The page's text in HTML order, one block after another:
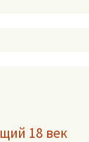
18 век